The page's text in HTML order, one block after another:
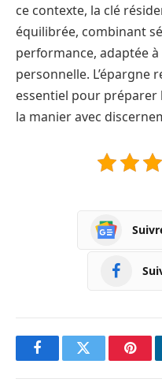
ce contexte, la clé
équilibrée, combinant
performance, adaptée
personnelle. L’épargne
essentiel pour préparer
la manier avec
FacebookTwitter